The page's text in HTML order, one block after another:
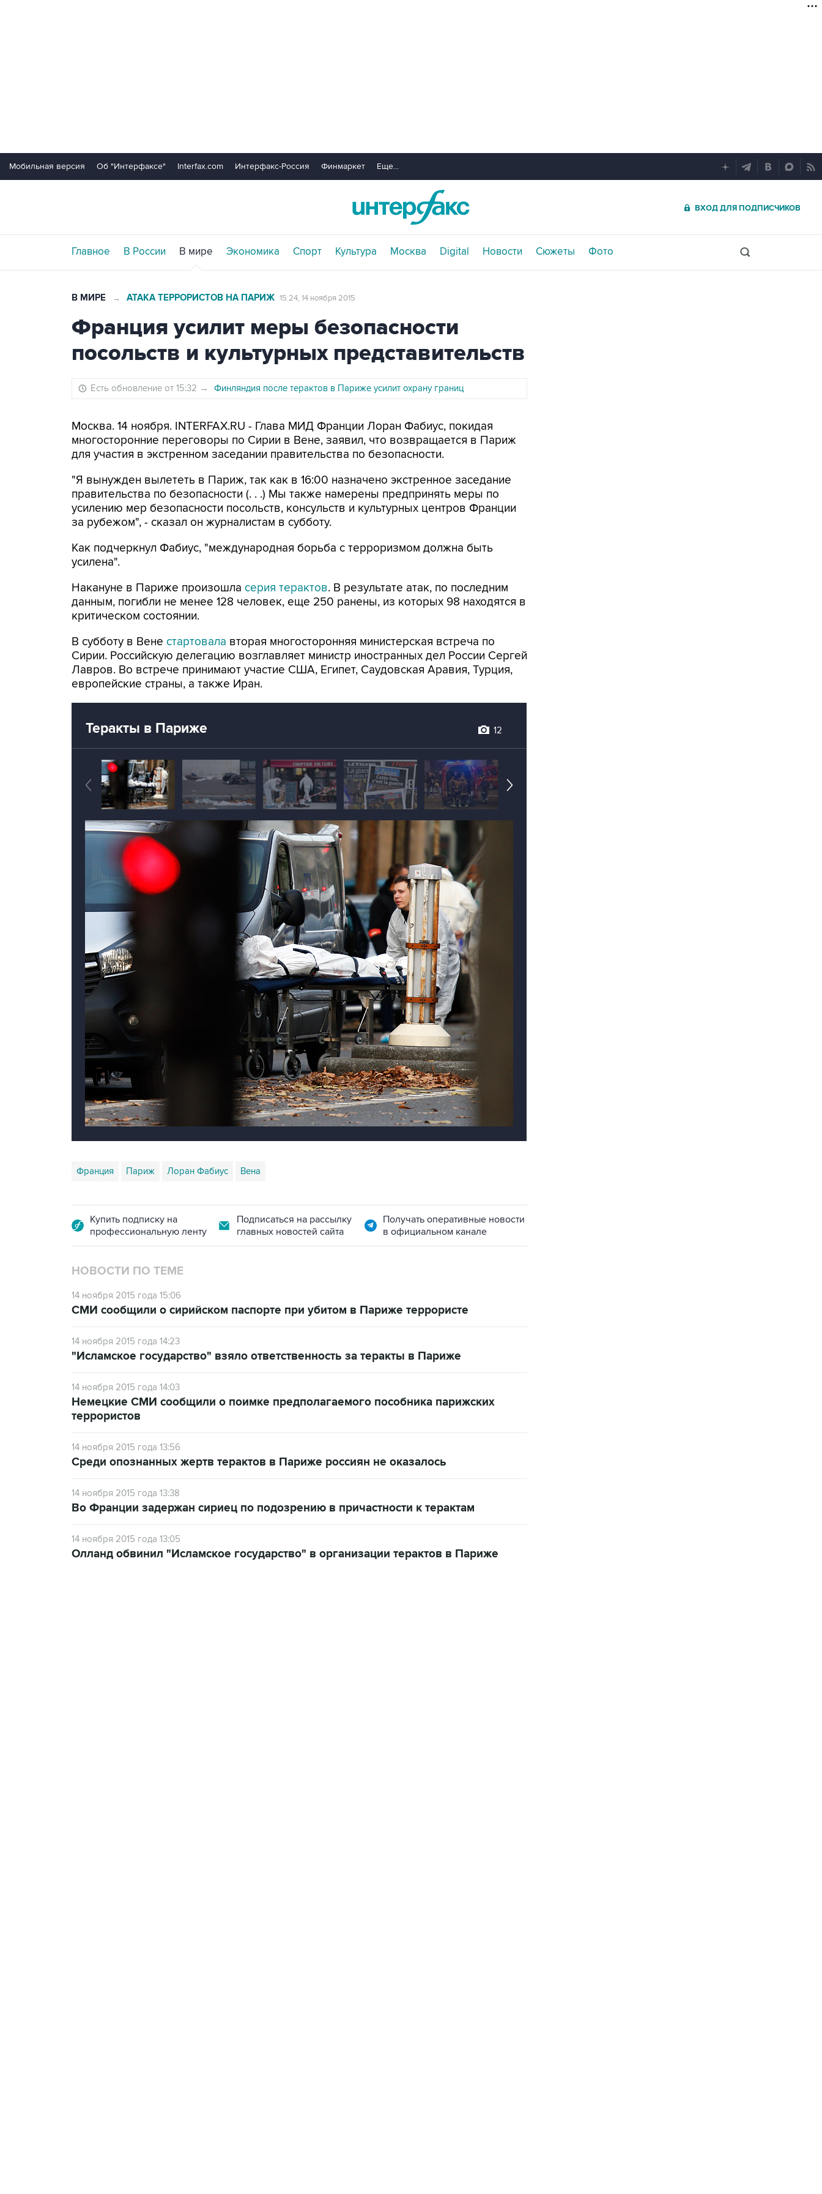
Мобильная версия Об "Интерфаксе" Interfax.com Интерфакс-Россия Финмаркет Еще...
ВХОД ДЛЯ ПОДПИСЧИКОВ
Главное В России В мире Экономика Спорт Культура Москва Digital Новости Сюжеты Фото
В МИРЕ → АТАКА ТЕРРОРИСТОВ НА ПАРИЖ 15:24, 14 ноября 2015
Франция усилит меры безопасности
посольств и культурных представительств
Есть обновление от 15:32 → Финляндия после терактов в Париже усилит охрану границ
Москва. 14 ноября. INTERFAX.RU - Глава МИД Франции Лоран Фабиус, покидая
многосторонние переговоры по Сирии в Вене, заявил, что возвращается в Париж
для участия в экстренном заседании правительства по безопасности.
"Я вынужден вылететь в Париж, так как в 16:00 назначено экстренное заседание
правительства по безопасности (. . .) Мы также намерены предпринять меры по
усилению мер безопасности посольств, консульств и культурных центров Франции
за рубежом", - сказал он журналистам в субботу.
Как подчеркнул Фабиус, "международная борьба с терроризмом должна быть
усилена".
Накануне в Париже произошла серия терактов. В результате атак, по последним
данным, погибли не менее 128 человек, еще 250 ранены, из которых 98 находятся в
критическом состоянии.
В субботу в Вене стартовала вторая многосторонняя министерская встреча по
Сирии. Российскую делегацию возглавляет министр иностранных дел России Сергей
Лавров. Во встрече принимают участие США, Египет, Саудовская Аравия, Турция,
европейские страны, а также Иран.
Теракты в Париже 12
Франция Париж Лоран Фабиус Вена
Купить подписку на
профессиональную ленту
Подписаться на рассылку
главных новостей сайта
Получать оперативные новости
в официальном канале
НОВОСТИ ПО ТЕМЕ
14 ноября 2015 года 15:06
СМИ сообщили о сирийском паспорте при убитом в Париже террористе
14 ноября 2015 года 14:23
"Исламское государство" взяло ответственность за теракты в Париже
14 ноября 2015 года 14:03
Немецкие СМИ сообщили о поимке предполагаемого пособника парижских
террористов
14 ноября 2015 года 13:56
Среди опознанных жертв терактов в Париже россиян не оказалось
14 ноября 2015 года 13:38
Во Франции задержан сириец по подозрению в причастности к терактам
14 ноября 2015 года 13:05
Олланд обвинил "Исламское государство" в организации терактов в Париже